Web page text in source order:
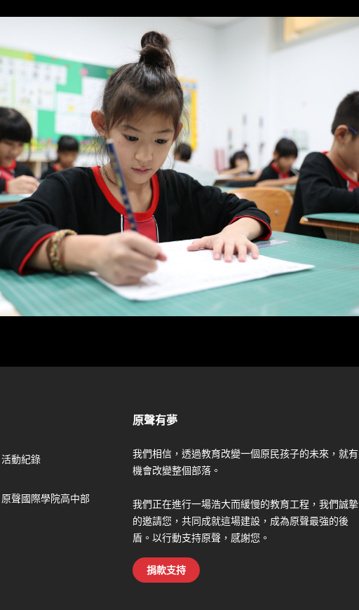
活動紀錄
原聲國際學院高中部
原聲有夢
我們相信，透過教育改變一個原民孩子的未來，就有
機會改變整個部落。
我們正在進行一場浩大而緩慢的教育工程，我們誠摯
的邀請您，共同成就這場建設，成為原聲最強的後
盾。以行動支持原聲，感謝您。
捐款支持